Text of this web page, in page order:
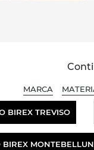
MARCA
BIREX TREVISO
BIREX